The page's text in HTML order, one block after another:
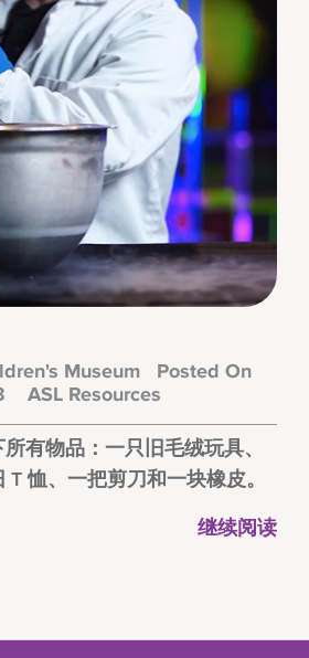
Museum
Posted On
ASL Resources
有物品：一只旧毛绒玩具、
恤、一把剪刀和一块橡皮。
继续阅读